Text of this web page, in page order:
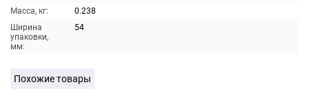
Масса, кг:
0.238
Ширина
упаковки,
мм:
54
Похожие товары